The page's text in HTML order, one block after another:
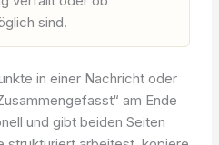
sind.
in einer Nachricht oder
am Ende
und gibt beiden Seiten